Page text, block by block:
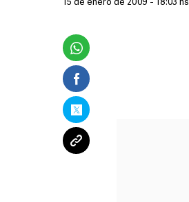
15 de enero de 2009 - 18:03 hs